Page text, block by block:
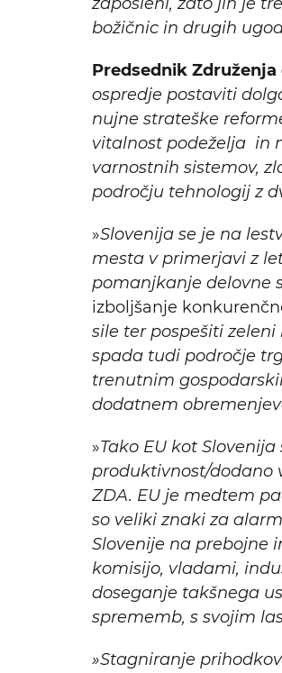
božičnic in drugih
Predsednik
ospredje postaviti
nujne strateške
vitalnost podeželja in
varnostnih sistemov,
področju tehnologij z
»Slovenija se je na
mesta v primerjavi z
pomanjkanje delovne
izboljšanje
sile ter pospešiti
spada tudi področje
trenutnim
dodatnem
»Tako EU kot
produktivnost/dodano
ZDA. EU je medtem
so veliki znaki za alarm
Slovenije na prebojne
komisijo, vladami,
doseganje takšnega
sprememb, s svojim
»Stagniranje